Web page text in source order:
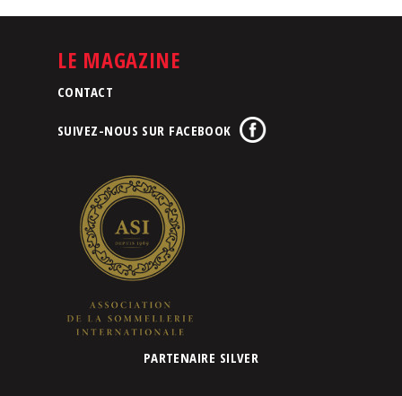
LE MAGAZINE
CONTACT
SUIVEZ-NOUS SUR FACEBOOK
PARTENAIRE SILVER